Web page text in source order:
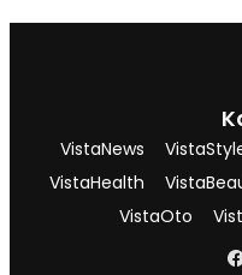
VistaNews
VistaHealth
VistaOto